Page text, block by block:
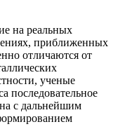
на реальных
приближенных
отличаются от
ученые
последовательное
с дальнейшим